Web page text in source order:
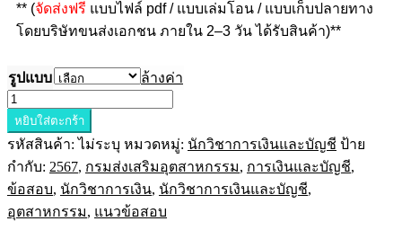
** (จัดส่งฟรี แบบไฟล์ pdf / แบบเล่มโอน / แบบเก็บปลายทาง
โดยบริษัทขนส่งเอกชน ภายใน 2–3 วัน ได้รับสินค้า)**
รูปแบบ ล้างค่า
หยิบใส่ตะกร้า
รหัสสินค้า:ไม่ระบุ หมวดหมู่: นักวิชาการเงินและบัญชี ป้าย
กำกับ: 2567, กรมส่งเสริมอุตสาหกรรม, การเงินและบัญชี,
ข้อสอบ, นักวิชาการเงิน, นักวิชาการเงินและบัญชี,
อุตสาหกรรม, แนวข้อสอบ